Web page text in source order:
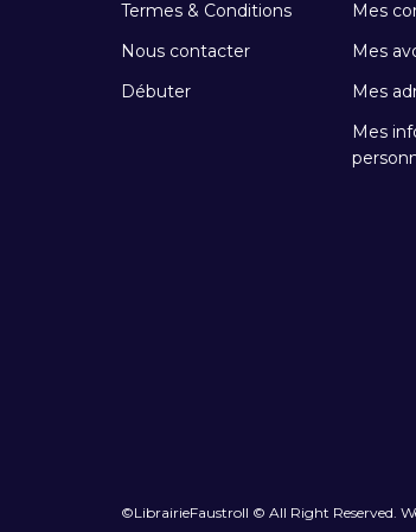
Termes & Conditions
Nous contacter
Débuter
Mes
Mes
Mes
Mes
©LibrairieFaustroll © All Right Reserved.